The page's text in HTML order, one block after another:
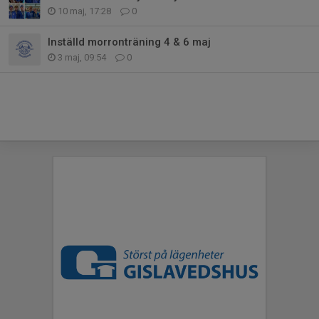
10 maj, 17:28 0
Inställd morronträning 4 & 6 maj
3 maj, 09:54 0